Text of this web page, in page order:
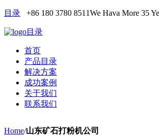
目录 +86 180 3780 8511We Hava More 35
目录
首页
产品目录
解决方案
成功案例
关于我们
联系我们
Home/山东矿石打粉机公司